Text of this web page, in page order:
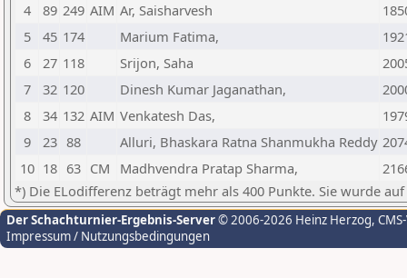
4
89 249 AIM Ar, Saisharvesh
5
45 174 Marium Fatima,
6
27 118 Srijon, Saha
7
32 120 Dinesh Kumar Jaganathan,
8
34 132 AIM Venkatesh Das,
9
23 88 Alluri, Bhaskara Ratna Shanmukha Reddy
10 18 63 CM Madhvendra Pratap Sharma,
*) Die ELodifferenz beträgt mehr als 400 Punkte. Sie wurde
Der Schachturnier-Ergebnis-Server© 2006-2026 Heinz Herzog,
Impressum / Nutzungsbedingungen